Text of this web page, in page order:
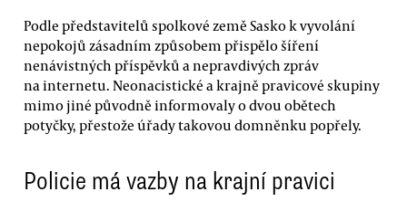
Podle představitelů spolkové země Sasko k vyvolání
nepokojů zásadním způsobem přispělo šíření
nenávistných příspěvků a nepravdivých zpráv
na internetu. Neonacistické a krajně pravicové skupiny
mimo jiné původně informovaly o dvou obětech
potyčky, přestože úřady takovou domněnku popřely.
Policie má vazby na krajní pravici